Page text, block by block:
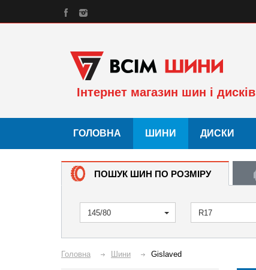
Інтернет магазин шин і дисків
ГОЛОВНА ШИНИ ДИСКИ
ПОШУК ШИН ПО РОЗМІРУ
145/80 R17
Головна Шини Gislaved